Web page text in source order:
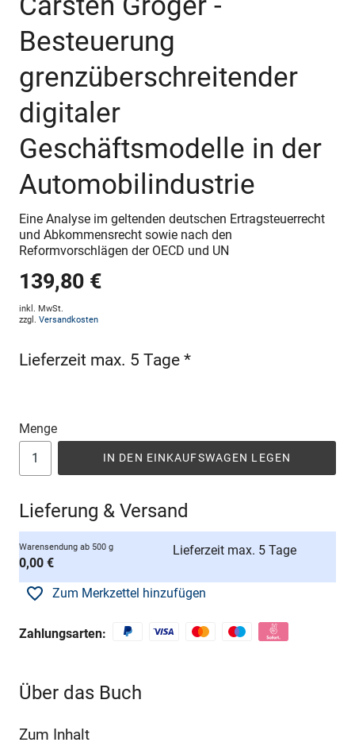
Besteuerung
grenzüberschreitender
digitaler
Geschäftsmodelle in der
Automobilindustrie
Eine Analyse im geltenden deutschen Ertragsteuerrecht
und Abkommensrecht sowie nach den
Reformvorschlägen der OECD und UN
139,80 €
inkl. MwSt.
zzgl. Versandkosten
Lieferzeit max. 5 Tage *
Menge
IN DEN EINKAUFSWAGEN LEGEN
Lieferung & Versand
Warensendung ab 500 g
0,00 €
Lieferzeit max. 5 Tage
Zum Merkzettel hinzufügen
Zahlungsarten:
Über das Buch
Zum Inhalt